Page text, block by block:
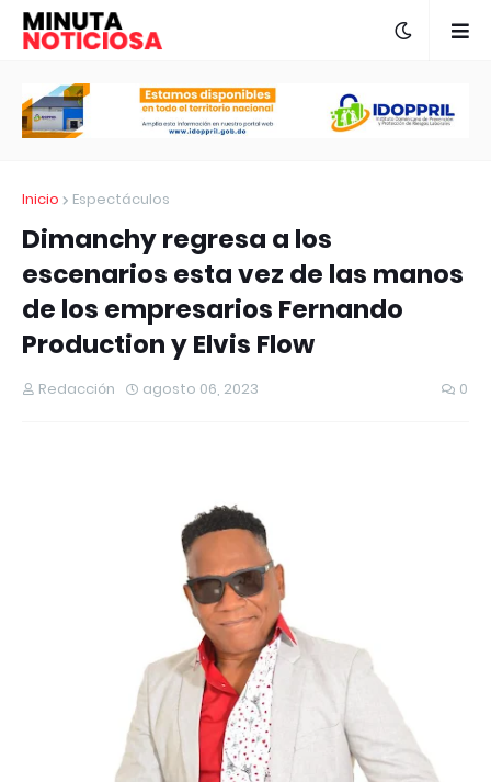
Inicio Espectáculos
Dimanchy regresa a los
escenarios esta vez de las manos
de los empresarios Fernando
Production y Elvis Flow
Redacción agosto 06, 2023 0